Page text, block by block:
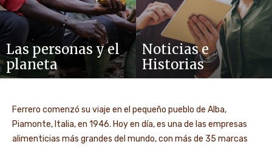
Las personas y el
planeta
Noticias e
Historias
Ferrero comenzó su viaje en el pequeño pueblo de Alba,
Piamonte, Italia, en 1946. Hoy en día, es una de las empresas
alimenticias más grandes del mundo, con más de 35 marcas